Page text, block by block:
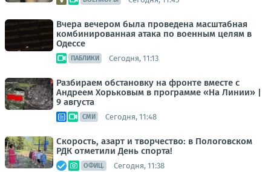
Вчера вечером была проведена масштабная
комбинированная атака по военным целям в
Одессе
ПАБЛИКИ Сегодня, 11:13
Разбираем обстановку на фронте вместе с
Андреем Хорьковым в программе «На Линии» |
9 августа
СМИ Сегодня, 11:48
Скорость, азарт и творчество: в Пологовском
РДК отметили День спорта!
ОФИЦ. Сегодня, 11:38